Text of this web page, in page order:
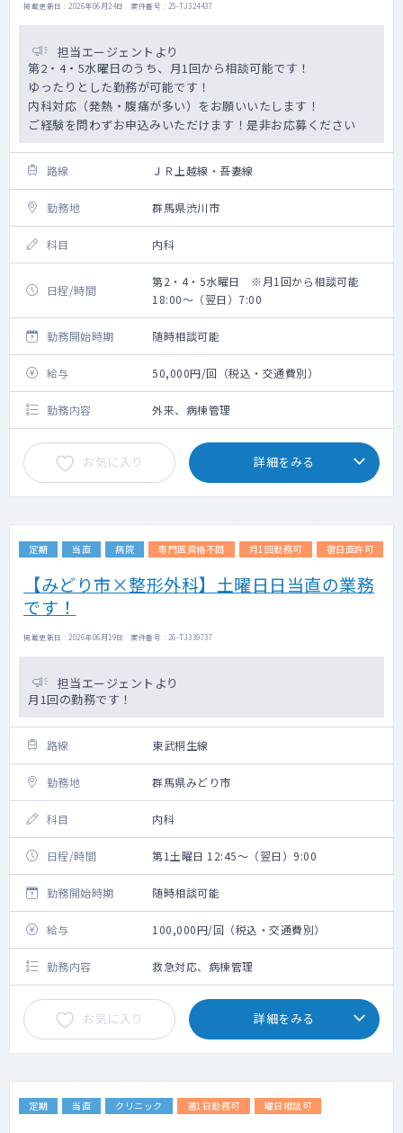
掲載更新日 : 2026年06月24日 案件番号 : 25-TJ324437
担当エージェントより
第2・4・5水曜日のうち、月1回から相談可能です！
ゆったりとした勤務が可能です！
内科対応（発熱・腹痛が多い）をお願いいたします！
ご経験を問わずお申込みいただけます！是非お応募ください
路線 ＪＲ上越線・吾妻線
勤務地 群馬県渋川市
科目 内科
日程/時間
第2・4・5水曜日 ※月1回から相談可能
18:00～（翌日）7:00
勤務開始時期 随時相談可能
給与 50,000円/回（税込・交通費別）
勤務内容 外来、病棟管理
お気に入り 詳細をみる
定期 当直 病院 専門医資格不問 月1回勤務可 宿日直許可
【みどり市×整形外科】土曜日日当直の業務
です！
掲載更新日 : 2026年06月19日 案件番号 : 26-TJ339737
担当エージェントより
月1回の勤務です！
路線 東武桐生線
勤務地 群馬県みどり市
科目 内科
日程/時間 第1土曜日 12:45～（翌日）9:00
勤務開始時期 随時相談可能
給与 100,000円/回（税込・交通費別）
勤務内容 救急対応、病棟管理
お気に入り 詳細をみる
定期 当直 クリニック 週1日勤務可 曜日相談可